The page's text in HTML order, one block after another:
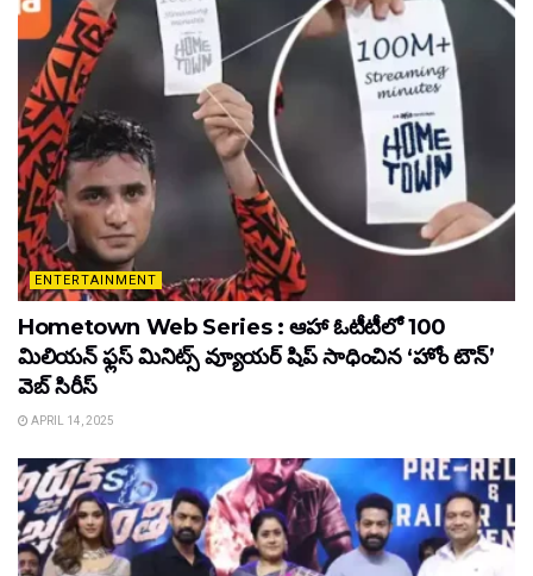
ENTERTAINMENT
Hometown Web Series : ఆహా ఓటీటీలో 100
మిలియన్ ఫ్లస్ మినిట్స్ వ్యూయర్ షిప్ సాధించిన ‘హోం టౌన్’
వెబ్ సిరీస్
APRIL 14, 2025